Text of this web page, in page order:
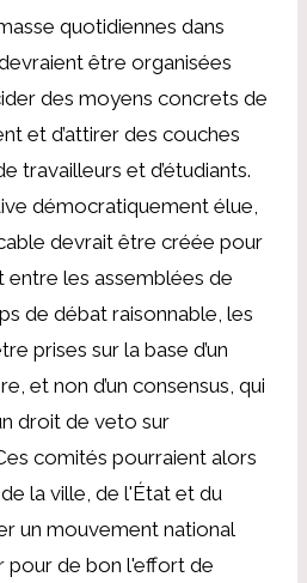
quotidiennes dans
être organisées
des moyens concrets de
et d’attirer des couches
travailleurs et d’étudiants.
démocratiquement élue,
devrait être créée pour
les assemblées de
de débat raisonnable, les
prises sur la base d’un
et non d’un consensus, qui
droit de veto sur
comités pourraient alors
la ville, de l'État et du
un mouvement national
pour de bon l'effort de